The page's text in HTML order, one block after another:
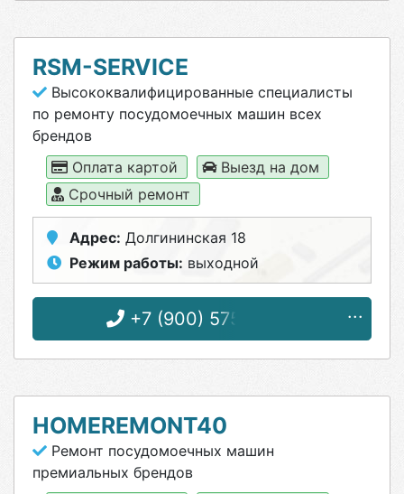
RSM-SERVICE
Высококвалифицированные специалисты
по ремонту посудомоечных машин всех
брендов
Оплата картой
Выезд на дом
Срочный ремонт
Адрес: Долгининская 18
Режим работы: выходной
+7 (900) 575-55-13
HOMEREMONT40
Ремонт посудомоечных машин
премиальных брендов